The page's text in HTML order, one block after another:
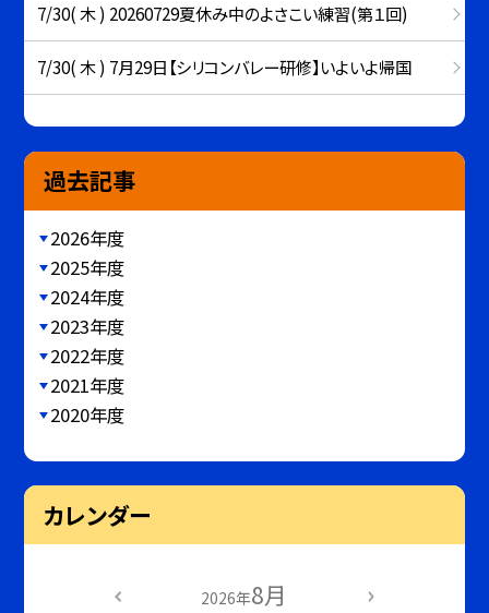
7/30( 木 ) 20260729夏休み中のよさこい練習(第１回)
7/30( 木 ) 7月29日【シリコンバレー研修】いよいよ帰国
過去記事
2026年度
2025年度
2024年度
2023年度
2022年度
2021年度
2020年度
カレンダー
2026年8月